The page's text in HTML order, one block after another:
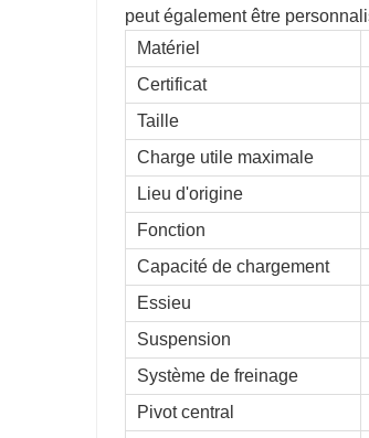
peut également être
Matériel
Certificat
Taille
Charge utile maximale
Lieu d'origine
Fonction
Capacité de chargement
Essieu
Suspension
Système de freinage
Pivot central